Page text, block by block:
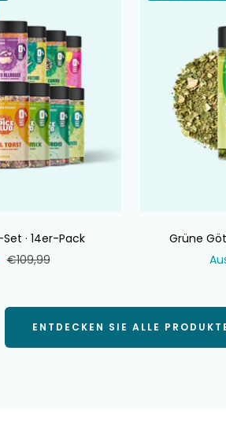
· 14er-Pack
Normaler
€109,99
Grüne
ENTDECKEN SIE ALLE